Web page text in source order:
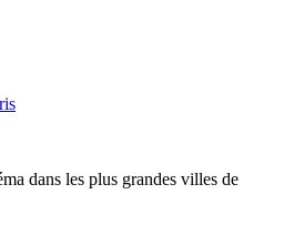
dans les plus grandes villes de